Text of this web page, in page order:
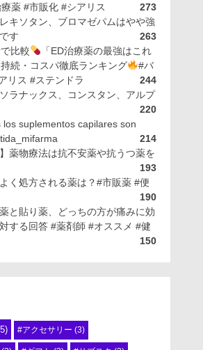
薬 #市販化 #シアリス
273
レキソタン、ブロマゼパムはやや強
す
263
比較
「ED治療薬の最強はこれ
続・コスパ徹底ランキング
#バ
リス #ステンドラ
244
ソラナックス、コンスタン、アルプ
220
los suplementos capilares son
214
】薬物療法は抗不安薬や抗うつ薬を
193
く処方される薬は？#市販薬 #便
190
薬と貼り薬、どっちの方が痛みに効
する回答 #薬剤師 #オススメ #健
150
#アクセサリー (3)